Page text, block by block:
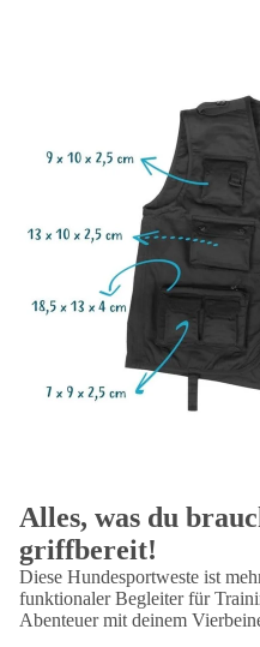
Alles, was du
griffbereit!
Diese Hundesportweste ist
funktionaler Begleiter für
Abenteuer mit deinem